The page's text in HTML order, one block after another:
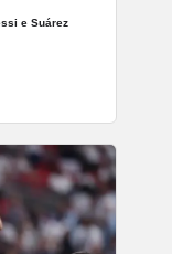
e Suárez